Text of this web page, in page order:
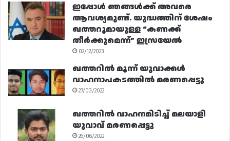
ഇപ്പോൾ ഞങ്ങൾക്ക് അവരെ
ആവശ്യമുണ്ട്. യുദ്ധത്തിന് ശേഷം
ഖത്തറുമായുള്ള “കണക്ക്
തീർക്കുമെന്ന്” ഇസ്രയേൽ
02/12/2023
ഖത്തറിൽ മൂന്ന് യുവാക്കൾ
വാഹനാപകടത്തിൽ മരണപ്പെട്ടു
27/03/2022
ഖത്തറിൽ വാഹനമിടിച്ച് മലയാളി
യുവാവ് മരണപ്പെട്ടു
26/06/2022